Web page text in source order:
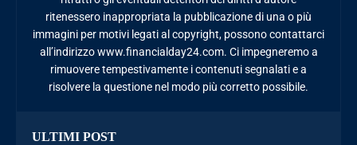
ritenessero inappropriata la pubblicazione di una o più
immagini per motivi legati al copyright, possono contattarci
all’indirizzo www.financialday24.com. Ci impegneremo a
rimuovere tempestivamente i contenuti segnalati e a
risolvere la questione nel modo più corretto possibile.
ULTIMI POST